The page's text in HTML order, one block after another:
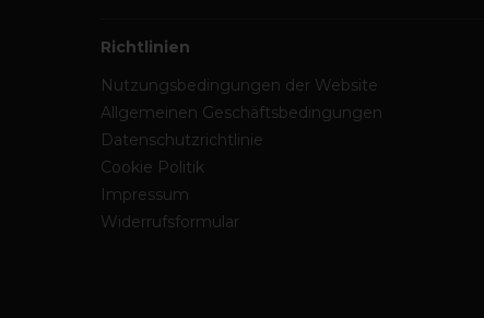
Richtlinien
Nutzungsbedingungen der Website
Allgemeinen Geschäftsbedingungen
Datenschutzrichtlinie
Cookie Politik
Impressum
Widerrufsformular